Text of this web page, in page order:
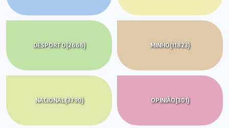
DESPORTO(2666) MINHO(11823)
NACIONAL(3790) OPINIÃO(301)